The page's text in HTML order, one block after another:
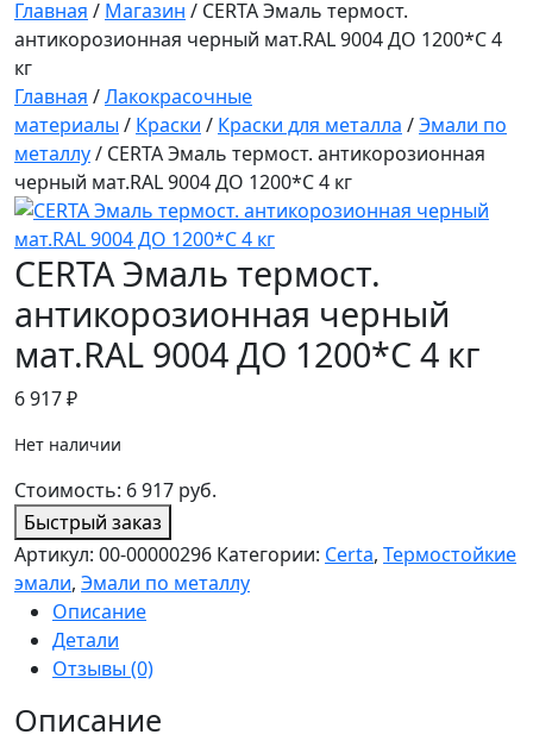
Главная / Магазин / CERTA Эмаль термост.
антикорозионная черный мат.RAL 9004 ДО 1200*С 4
кг
Главная /Лакокрасочные
материалы / Краски / Краски для металла /Эмали по
металлу/ CERTA Эмаль термост. антикорозионная
черный мат.RAL 9004 ДО 1200*С 4 кг
CERTA Эмаль термост.
антикорозионная черный
мат.RAL 9004 ДО 1200*С 4 кг
6 917₽
Нет наличии
Стоимость: 6 917 руб.
Быстрый заказ
Артикул: 00-00000296 Категории: Certa, Термостойкие
эмали, Эмали по металлу
Описание
Детали
Отзывы (0)
Описание